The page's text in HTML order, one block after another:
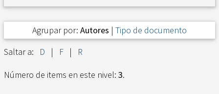
Agrupar por: Autores | Tipo de documento
Saltar a:
D | F | R
Número de items en este nivel: 3.